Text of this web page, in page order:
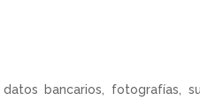
bancarios, fotografías,